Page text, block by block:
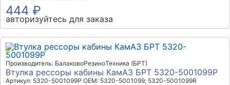
444 ₽
авторизуйтесь для заказа
Производитель: БалаковоРезиноТехника (БРТ)
Втулка рессоры кабины КамАЗ БРТ 5320-5001099Р
Артикул: 5320-5001099Р OEM: 5320-5001099; 5320-5001099R